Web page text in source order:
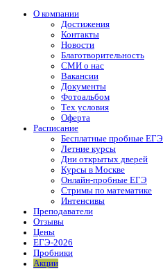
О компании
Достижения
Контакты
Новости
Благотворительность
СМИ о нас
Вакансии
Документы
Фотоальбом
Тех условия
Оферта
Расписание
Бесплатные пробные ЕГЭ
Летние курсы
Дни открытых дверей
Курсы в Москве
Онлайн-пробные ЕГЭ
Стримы по математике
Интенсивы
Преподаватели
Отзывы
Цены
ЕГЭ-2026
Пробники
Акции